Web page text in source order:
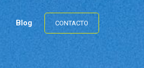
Blog CONTACTO